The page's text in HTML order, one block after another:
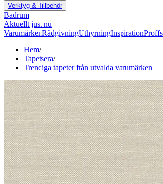
Verktyg & Tillbehör
Badrum
Aktuellt just nu
VarumärkenRådgivningUthyrningInspirationProffs
Hem/
Tapetsera/
Trendiga tapeter från utvalda varumärken